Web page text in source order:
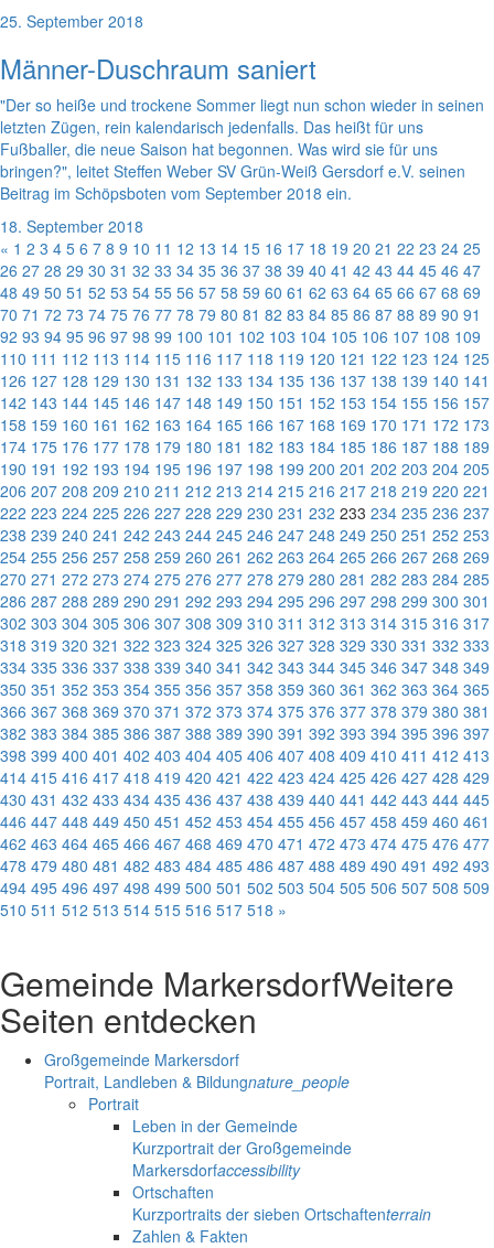
25. September 2018
Männer-Duschraum saniert
"Der so heiße und trockene Sommer liegt nun schon wieder in seinen
letzten Zügen, rein kalendarisch jedenfalls. Das heißt für uns
Fußballer, die neue Saison hat begonnen. Was wird sie für uns
bringen?", leitet Steffen Weber SV Grün-Weiß Gersdorf e.V. seinen
Beitrag im Schöpsboten vom September 2018 ein.
18. September 2018
« 1 2 3 4 5 6 7 8 9 10 11 12 13 14 15 16 17 18 19 20 21 22 23 24 25
26 27 28 29 30 31 32 33 34 35 36 37 38 39 40 41 42 43 44 45 46 47
48 49 50 51 52 53 54 55 56 57 58 59 60 61 62 63 64 65 66 67 68 69
70 71 72 73 74 75 76 77 78 79 80 81 82 83 84 85 86 87 88 89 90 91
92 93 94 95 96 97 98 99 100 101 102 103 104 105 106 107 108 109
110 111 112 113 114 115 116 117 118 119 120 121 122 123 124 125
126 127 128 129 130 131 132 133 134 135 136 137 138 139 140 141
142 143 144 145 146 147 148 149 150 151 152 153 154 155 156 157
158 159 160 161 162 163 164 165 166 167 168 169 170 171 172 173
174 175 176 177 178 179 180 181 182 183 184 185 186 187 188 189
190 191 192 193 194 195 196 197 198 199 200 201 202 203 204 205
206 207 208 209 210 211 212 213 214 215 216 217 218 219 220 221
222 223 224 225 226 227 228 229 230 231 232 233 234 235 236 237
238 239 240 241 242 243 244 245 246 247 248 249 250 251 252 253
254 255 256 257 258 259 260 261 262 263 264 265 266 267 268 269
270 271 272 273 274 275 276 277 278 279 280 281 282 283 284 285
286 287 288 289 290 291 292 293 294 295 296 297 298 299 300 301
302 303 304 305 306 307 308 309 310 311 312 313 314 315 316 317
318 319 320 321 322 323 324 325 326 327 328 329 330 331 332 333
334 335 336 337 338 339 340 341 342 343 344 345 346 347 348 349
350 351 352 353 354 355 356 357 358 359 360 361 362 363 364 365
366 367 368 369 370 371 372 373 374 375 376 377 378 379 380 381
382 383 384 385 386 387 388 389 390 391 392 393 394 395 396 397
398 399 400 401 402 403 404 405 406 407 408 409 410 411 412 413
414 415 416 417 418 419 420 421 422 423 424 425 426 427 428 429
430 431 432 433 434 435 436 437 438 439 440 441 442 443 444 445
446 447 448 449 450 451 452 453 454 455 456 457 458 459 460 461
462 463 464 465 466 467 468 469 470 471 472 473 474 475 476 477
478 479 480 481 482 483 484 485 486 487 488 489 490 491 492 493
494 495 496 497 498 499 500 501 502 503 504 505 506 507 508 509
510 511 512 513 514 515 516 517 518 »
Gemeinde MarkersdorfWeitere
Seiten entdecken
Großgemeinde Markersdorf
Portrait, Landleben & Bildungnature_people
Portrait
Leben in der Gemeinde
Kurzportrait der Großgemeinde
Markersdorfaccessibility
Ortschaften
Kurzportraits der sieben Ortschaftenterrain
Zahlen & Fakten